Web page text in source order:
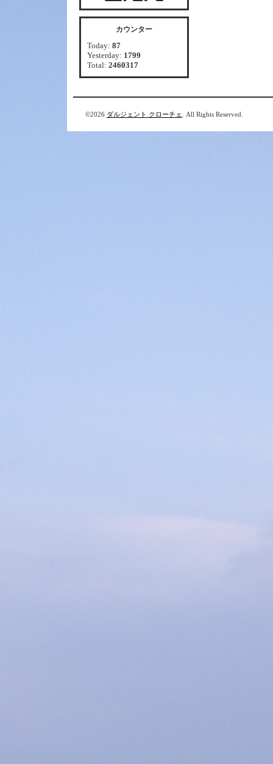
カウンター
Today: 87
Yesterday: 1799
Total: 2460317
©2026 ダルジェント クローチェ . All Rights Reserved.